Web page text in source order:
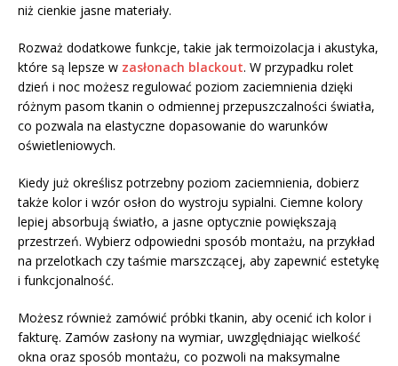
niż cienkie jasne materiały.
Rozważ dodatkowe funkcje, takie jak termoizolacja i akustyka,
które są lepsze w zasłonach blackout. W przypadku rolet
dzień i noc możesz regulować poziom zaciemnienia dzięki
różnym pasom tkanin o odmiennej przepuszczalności światła,
co pozwala na elastyczne dopasowanie do warunków
oświetleniowych.
Kiedy już określisz potrzebny poziom zaciemnienia, dobierz
także kolor i wzór osłon do wystroju sypialni. Ciemne kolory
lepiej absorbują światło, a jasne optycznie powiększają
przestrzeń. Wybierz odpowiedni sposób montażu, na przykład
na przelotkach czy taśmie marszczącej, aby zapewnić estetykę
i funkcjonalność.
Możesz również zamówić próbki tkanin, aby ocenić ich kolor i
fakturę. Zamów zasłony na wymiar, uwzględniając wielkość
okna oraz sposób montażu, co pozwoli na maksymalne